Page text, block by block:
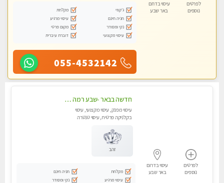
לפרטים
נוספים
עיסוי בדרום
באר שבע
ג'קוזי
מקלחת
חניה חינם
עיסוי מרגיע
נקי ומסודר
מקום פרטי
עיסוי מקצועי
דוברת עיברית
055-4532142
לפרטים
נוספים
עיסוי בדרום
באר שבע
חדשה בבאר -שבע רמה גבוהה מומלץ מאוד !!! עיסוי מקצועי ללא מין !!
עיסוי מפנק, עיסוי מקצועי, עיסוי
בקלניקה פרטית, עיסוי טנטרה
זהב
מקלחת
חניה חינם
עיסוי מרגיע
נקי ומסודר